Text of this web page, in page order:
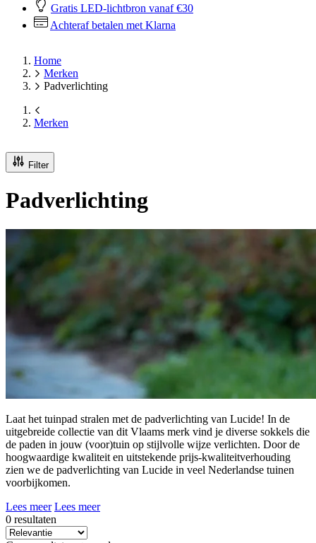
Gratis LED-lichtbron vanaf €30
Achteraf betalen met Klarna
Home
Merken
Padverlichting
Merken
Filter
Padverlichting
Laat het tuinpad stralen met de padverlichting van Lucide! In de
uitgebreide collectie van dit Vlaams merk vind je diverse sokkels die
de paden in jouw (voor)tuin op stijlvolle wijze verlichten. Door de
hoogwaardige kwaliteit en uitstekende prijs-kwaliteitverhouding
zien we de padverlichting van Lucide in veel Nederlandse tuinen
voorbijkomen.
Lees meer Lees meer
0 resultaten